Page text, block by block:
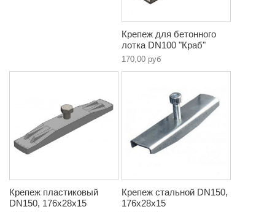
Крепеж для бетонного
лотка DN100 "Краб"
170,00 руб
Крепеж пластиковый
DN150, 176х28х15
Крепеж стальной DN150,
176х28х15